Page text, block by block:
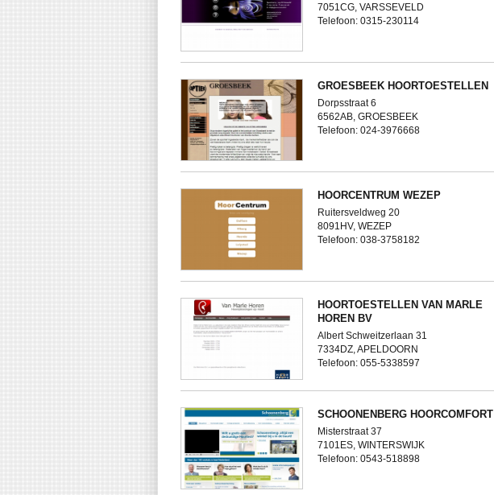
7051CG, VARSSEVELD
Telefoon: 0315-230114
GROESBEEK HOORTOESTELLEN
Dorpsstraat 6
6562AB, GROESBEEK
Telefoon: 024-3976668
HOORCENTRUM WEZEP
Ruitersveldweg 20
8091HV, WEZEP
Telefoon: 038-3758182
HOORTOESTELLEN VAN MARLE
HOREN BV
Albert Schweitzerlaan 31
7334DZ, APELDOORN
Telefoon: 055-5338597
SCHOONENBERG HOORCOMFORT
Misterstraat 37
7101ES, WINTERSWIJK
Telefoon: 0543-518898